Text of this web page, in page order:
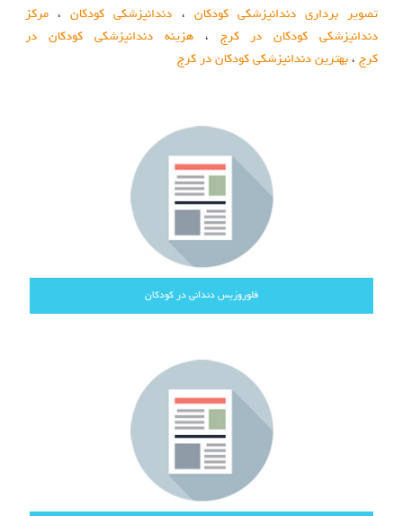
تصویر برداری دندانپزشکی کودکان ، دندانپزشکی کودکان،مرکز
دندانپزشکی کودکان در کرج ،هزینه دندانپزشکی کودکان در
کرج، بهترین دندانپزشکی کودکان در کرج
فلوروزیس دندانی در کودکان